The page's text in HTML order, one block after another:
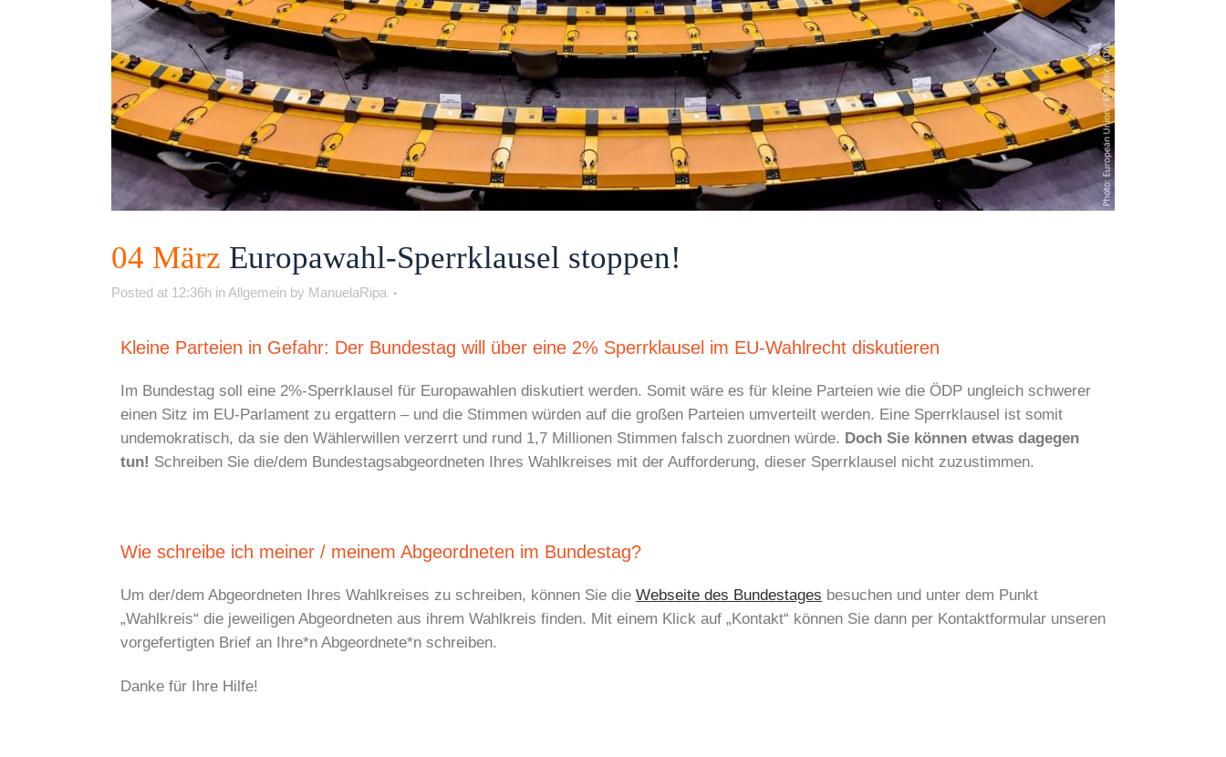
04 März Europawahl-Sperrklausel stoppen!
Posted at 12:36h inAllgemein by ManuelaRipa
Kleine Parteien in Gefahr: Der Bundestag will über eine 2% Sperrklausel im EU-Wahlrecht diskutieren
Im Bundestag soll eine 2%-Sperrklausel für Europawahlen diskutiert werden. Somit wäre es für kleine Parteien wie die ÖDP ungleich schwerer
einen Sitz im EU-Parlament zu ergattern – und die Stimmen würden auf die großen Parteien umverteilt werden. Eine Sperrklausel ist somit
undemokratisch, da sie den Wählerwillen verzerrt und rund 1,7 Millionen Stimmen falsch zuordnen würde. Doch Sie können etwas dagegen
tun! Schreiben Sie die/dem Bundestagsabgeordneten Ihres Wahlkreises mit der Aufforderung, dieser Sperrklausel nicht zuzustimmen.
Wie schreibe ich meiner / meinem Abgeordneten im Bundestag?
Um der/dem Abgeordneten Ihres Wahlkreises zu schreiben, können Sie die Webseite des Bundestages besuchen und unter dem Punkt
„Wahlkreis“ die jeweiligen Abgeordneten aus ihrem Wahlkreis finden. Mit einem Klick auf „Kontakt“ können Sie dann per Kontaktformular unseren
vorgefertigten Brief an Ihre*n Abgeordnete*n schreiben.
Danke für Ihre Hilfe!